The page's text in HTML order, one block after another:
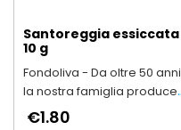
Santoreggia essiccata
10 g
Fondoliva - Da oltre 50 anni
la nostra famiglia produce
Olio Extravergine d'Oliva
€1.80